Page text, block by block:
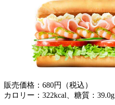
販売価格：680円（税込）
カロリー：322kcal、糖質：39.0g